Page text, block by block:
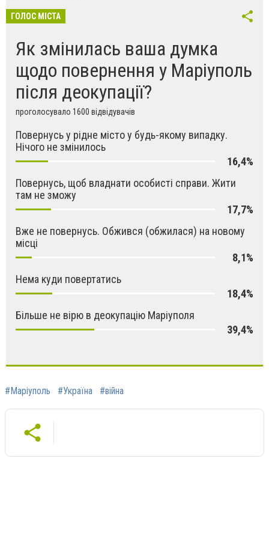
ГОЛОС МІСТА
Як змінилась ваша думка
щодо повернення у Маріуполь
після деокупації?
проголосувало 1600 відвідувачів
Повернусь у рідне місто у будь-якому випадку.
Нічого не змінилось
16,4%
Повернусь, щоб владнати особисті справи. Жити
там не зможу
17,7%
Вже не повернусь. Обжився (обжилася) на новому
місці
8,1%
Нема куди повертатись
18,4%
Більше не вірю в деокупацію Маріуполя
39,4%
#Маріуполь #Україна #війна